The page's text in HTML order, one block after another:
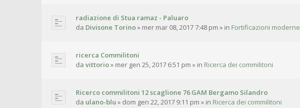
radiazione di Stua ramaz - Paluaro
da Divisone Torino» mer mar 08, 2017 7:48 pm » in Fortificazioni moderne
ricerca Commilitoni
da vittorio» mer gen 25, 2017 6:51 pm » in Ricerca dei commilitoni
Ricerco commilitoni 12 scaglione 76 GAM Bergamo Silandro
da ulano-blu » dom gen 22, 2017 9:11 pm » in Ricerca dei commilitoni